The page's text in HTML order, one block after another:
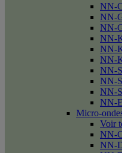
NN-
NN-
NN-
NN-
NN-
NN-
NN-
NN-
NN-
NN-
Micro-
Voir
NN-
NN-